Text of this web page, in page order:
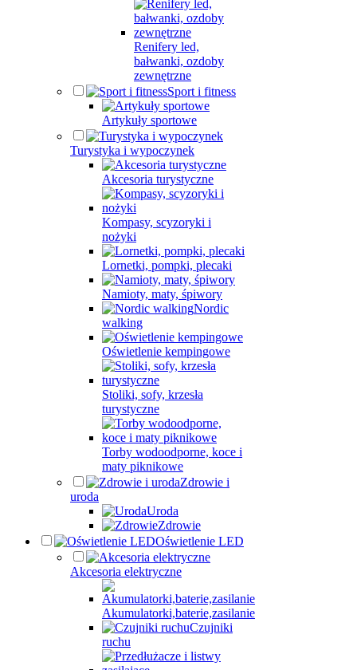
Renifery led,
bałwanki, ozdoby
zewnętrzne
Sport i fitness
Artykuły sportowe
Turystyka i wypoczynek
Akcesoria turystyczne
Kompasy, scyzoryki i
nożyki
Lornetki, pompki, plecaki
Namioty, maty, śpiwory
Nordic
walking
Oświetlenie kempingowe
Stoliki, sofy, krzesła
turystyczne
Torby wodoodporne, koce i
maty piknikowe
Zdrowie i
uroda
Uroda
Zdrowie
Oświetlenie LED
Akcesoria elektryczne
Akumulatorki,baterie,zasilanie
Czujniki
ruchu